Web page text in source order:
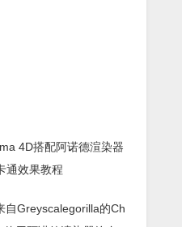
4D搭配阿诺德渲染器
通效果教程
自Greyscalegorilla的Ch